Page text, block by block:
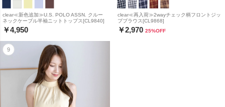
clear≪新色追加≫U.S. POLO ASSN. クルー
ネックケーブル半袖ニットトップス[CL9840]
￥4,950
clear≪再入荷≫2wayチェック柄フロントジッ
プブラウス[CL9868]
￥2,970 25%OFF